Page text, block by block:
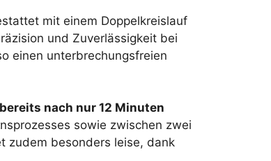
mit einem Doppelkreislauf
und Zuverlässigkeit bei
einen unterbrechungsfreien
nach nur 12 Minuten
sowie zwischen zwei
zudem besonders leise, dank